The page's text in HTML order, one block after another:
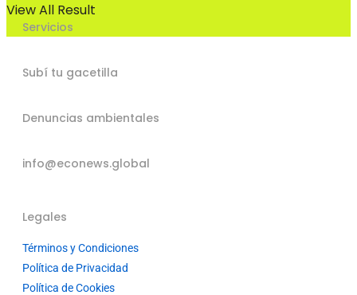
View All Result
Servicios
Subí tu gacetilla
Denuncias ambientales
info@econews.global
Legales
Términos y Condiciones
Política de Privacidad
Política de Cookies